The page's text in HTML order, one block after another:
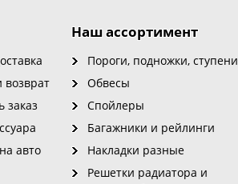
Наш ассортимент
Пороги, подножки, ступени
Обвесы
Спойлеры
Багажники и рейлинги
Накладки разные
Решетки радиатора и
возврат
заказ
авто